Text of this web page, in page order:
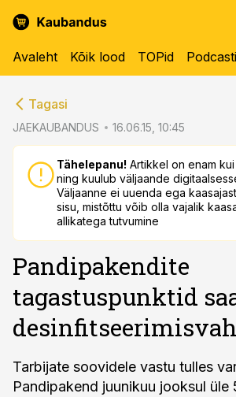
Avaleht Kõik lood TOPid
Tagasi
JAEKAUBANDUS 16.06.15, 10:45
Tähelepanu! Artikkel on enam
ning kuulub väljaande
Väljaanne ei uuenda ega
sisu, mistõttu võib olla vajalik
allikatega tutvumine
Pandipakendite
tagastuspunktid
Tarbijate soovidele vastu tulles
Pandipakend juunikuu jooksul üle